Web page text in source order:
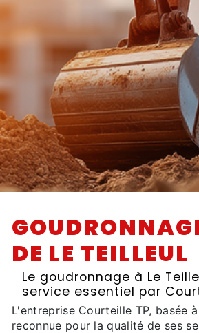
DE LE TEILLEUL
Le goudronnage à Le
service essentiel par
L'entreprise Courteille TP, basée
reconnue pour la qualité de ses